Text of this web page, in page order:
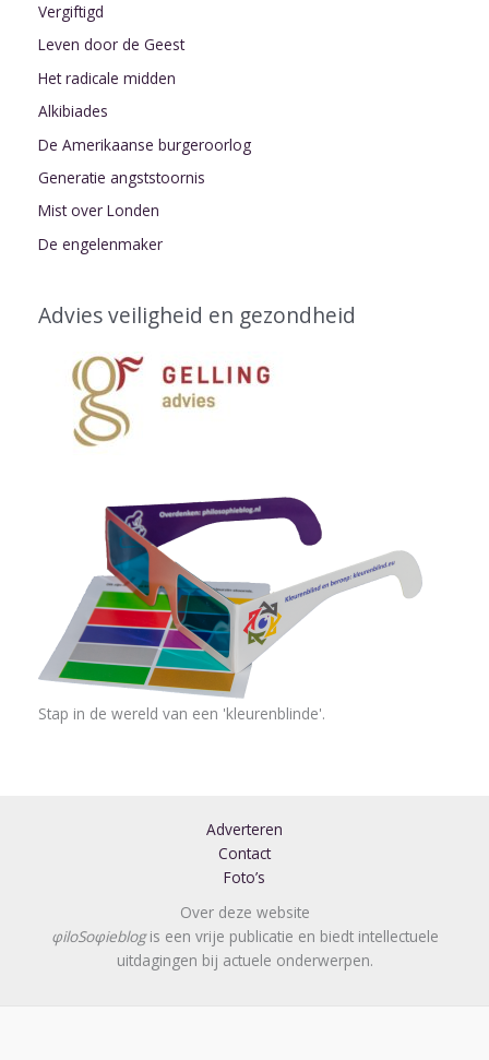
r
:
Vergiftigd
Leven door de Geest
Het radicale midden
Alkibiades
De Amerikaanse burgeroorlog
Generatie angststoornis
Mist over Londen
De engelenmaker
Advies veiligheid en gezondheid
Stap in de wereld van een 'kleurenblinde'.
Adverteren
Contact
Foto’s
Over deze website
φiloSoφieblogis een vrije publicatie en biedt intellectuele
uitdagingen bij actuele onderwerpen.